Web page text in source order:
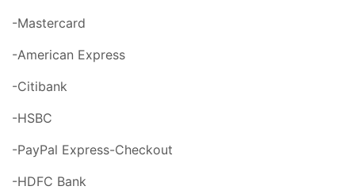
-Mastercard
-American Express
-Citibank
-HSBC
-PayPal Express-Checkout
-HDFC Bank